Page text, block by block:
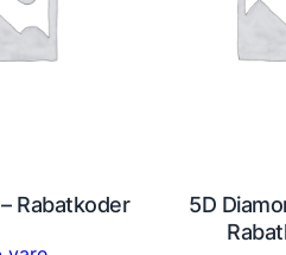
Rabatkoder
5D